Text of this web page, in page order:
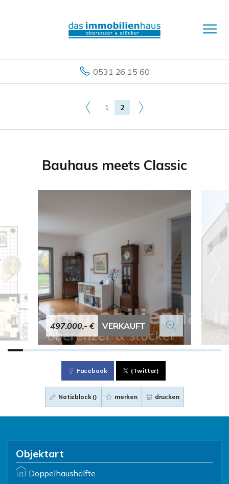
0531 26 15 60
1 2
Bauhaus meets Classic
497.000,- € VERKAUFT
Facebook (Twitter)
Notizblock () merken drucken
Objektart
Doppelhaushälfte